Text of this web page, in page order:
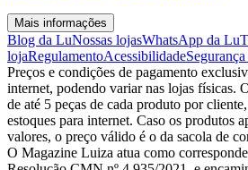
Mais informações
Blog da LuNossas lojasWhatsApp da Lu
lojaRegulamentoAcessibilidade
Preços e condições de pagamento
internet, podendo variar nas lojas físicas.
de até 5 peças de cada produto por
estoques para internet. Caso os produtos
valores, o preço válido é o da sacola de
O Magazine Luiza atua como